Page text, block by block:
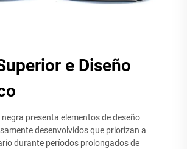
e Diseño
presenta elementos de deseño
desenvolvidos que priorizan a
durante períodos prolongados de